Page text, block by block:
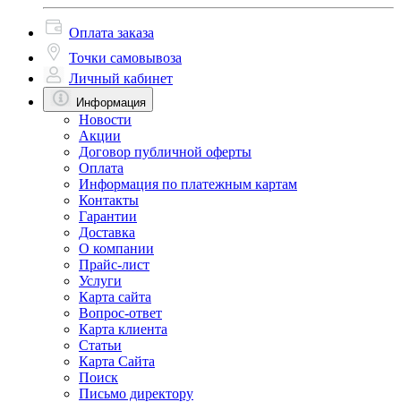
Оплата заказа
Точки самовывоза
Личный кабинет
Информация
Новости
Акции
Договор публичной оферты
Оплата
Информация по платежным картам
Контакты
Гарантии
Доставка
О компании
Прайс-лист
Услуги
Карта сайта
Вопрос-ответ
Карта клиента
Статьи
Карта Сайта
Поиск
Письмо директору